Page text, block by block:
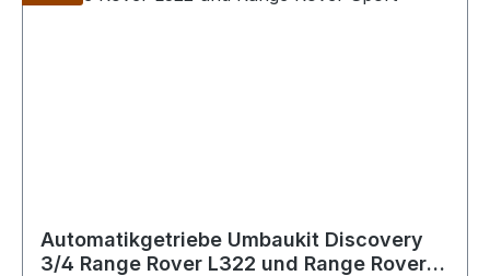
Automatikgetriebe Umbaukit Discovery
3/4 Range Rover L322 und Range Rover